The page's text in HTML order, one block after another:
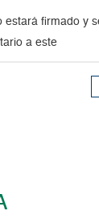
estará firmado y
a este